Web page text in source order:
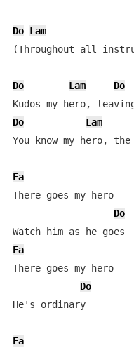
Do Lam
(Throughout all
Do Lam Do
Do
Lam
You know my hero,
Fa
There goes my hero
Do
Fa
There goes my hero
Do
He's ordinary
Fa